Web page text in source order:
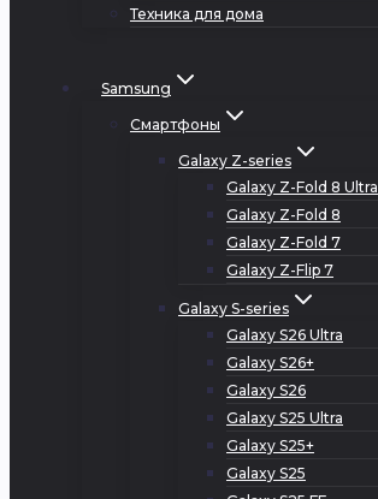
Техника для дома
Samsung
Смартфоны
Galaxy Z-series
Galaxy Z-Fold 8 Ultra
Galaxy Z-Fold 8
Galaxy Z-Fold 7
Galaxy Z-Flip 7
Galaxy S-series
Galaxy S26 Ultra
Galaxy S26+
Galaxy S26
Galaxy S25 Ultra
Galaxy S25+
Galaxy S25